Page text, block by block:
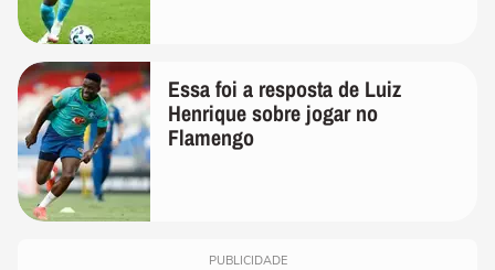
Essa foi a resposta de Luiz
Henrique sobre jogar no
Flamengo
PUBLICIDADE